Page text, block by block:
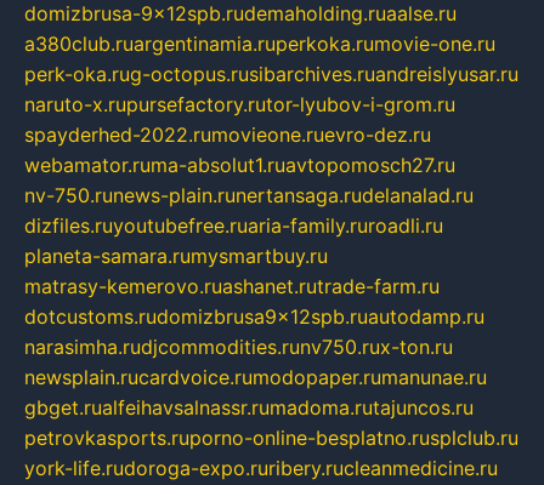
domizbrusa-9x12spb.rudemaholding.ruaalse.ru
a380club.ruargentinamia.ruperkoka.rumovie-one.ru
perk-oka.rug-octopus.rusibarchives.ruandreislyusar.ru
naruto-x.rupursefactory.rutor-lyubov-i-grom.ru
spayderhed-2022.rumovieone.ruevro-dez.ru
webamator.ruma-absolut1.ruavtopomosch27.ru
nv-750.runews-plain.runertansaga.rudelanalad.ru
dizfiles.ruyoutubefree.ruaria-family.ruroadli.ru
planeta-samara.rumysmartbuy.ru
matrasy-kemerovo.ruashanet.rutrade-farm.ru
dotcustoms.rudomizbrusa9x12spb.ruautodamp.ru
narasimha.rudjcommodities.runv750.rux-ton.ru
newsplain.rucardvoice.rumodopaper.rumanunae.ru
gbget.rualfeihavsalnassr.rumadoma.rutajuncos.ru
petrovkasports.ruporno-online-besplatno.rusplclub.ru
york-life.rudoroga-expo.ruribery.rucleanmedicine.ru